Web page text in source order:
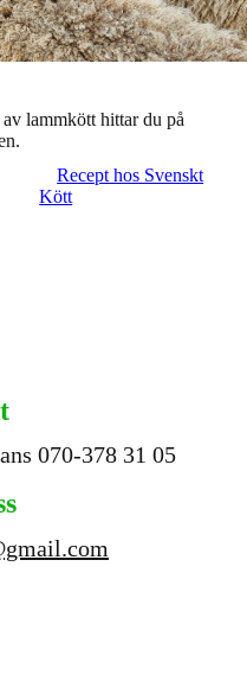
lammkött hittar du på
Recept hos Svenskt
Kött
070-378 31 05